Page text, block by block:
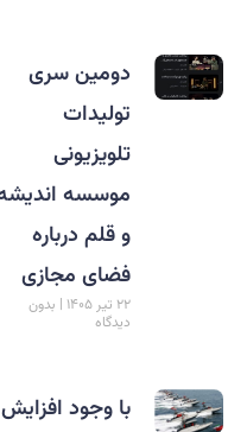
دومین سری
تولیدات
تلویزیونی
موسسه اندیشه
و قلم درباره
فضای مجازی
۲۲ تیر ۱۴۰۵
بدون
دیدگاه
با وجود افزایش